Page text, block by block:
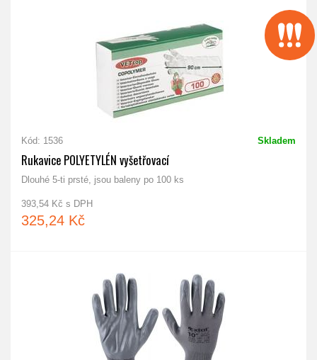
Kód: 1536 Skladem
Rukavice POLYETYLÉN vyšetřovací
Dlouhé 5-ti prsté, jsou baleny po 100 ks
393,54 Kč s DPH
325,24 Kč